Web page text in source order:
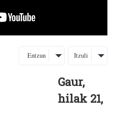
Entzun Itzuli
Gaur,
hilak 21,